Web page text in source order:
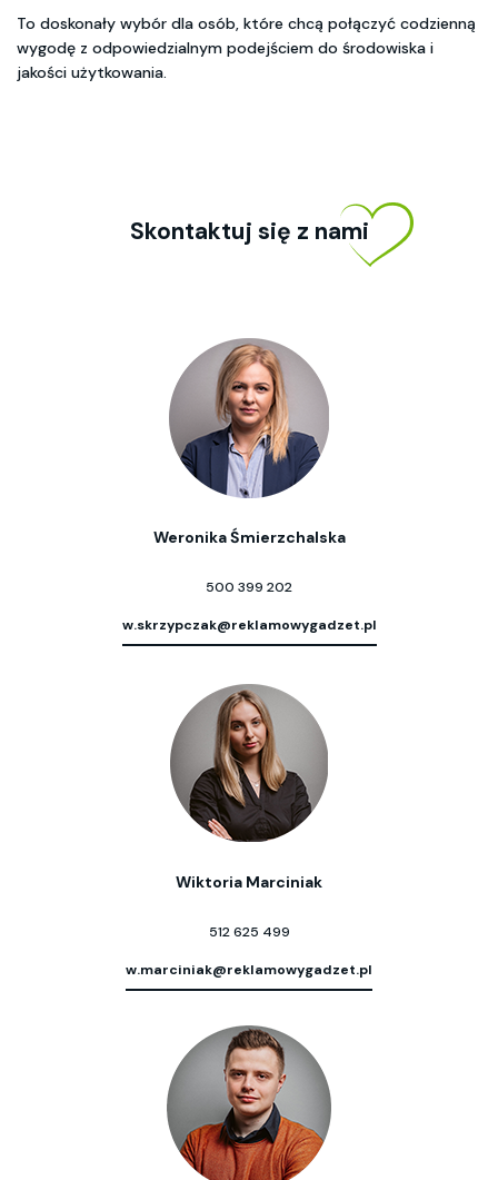
To doskonały wybór dla osób, które chcą połączyć codzienną
wygodę z odpowiedzialnym podejściem do środowiska i
jakości użytkowania.
Skontaktuj się z nami
Weronika Śmierzchalska
500 399 202
w.skrzypczak@reklamowygadzet.pl
Wiktoria Marciniak
512 625 499
w.marciniak@reklamowygadzet.pl